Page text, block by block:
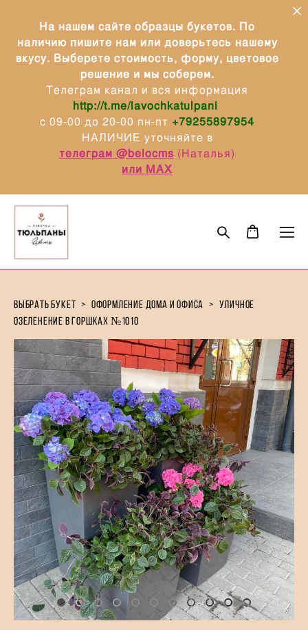
На нашем сайте образцы букетов. По
наличию пишите нам или доверьтесь нашему
вкусу. Выберете стоимость, форму, цветовое
решение и мы соберем.
Телеграм канал и вся информация
http://t.me/lavochkatulpani
с 09-00 до 20-00 пн-пт +79255897954
НАЛИЧИЕ уточняйте в
телеграм @belocms (Наталья)
или МАХ
выбрать букет > оформление дома и офиса > уличное
озеленение в горшках №1010